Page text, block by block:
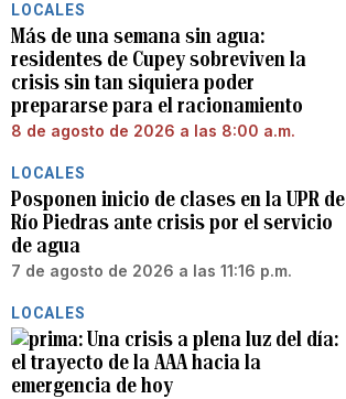
LOCALES
Más de una semana sin agua:
residentes de Cupey sobreviven la
crisis sin tan siquiera poder
prepararse para el racionamiento
8 de agosto de 2026 a las 8:00 a.m.
LOCALES
Posponen inicio de clases en la UPR de
Río Piedras ante crisis por el servicio
de agua
7 de agosto de 2026 a las 11:16 p.m.
LOCALES
Una crisis a plena luz del día:
el trayecto de la AAA hacia la
emergencia de hoy